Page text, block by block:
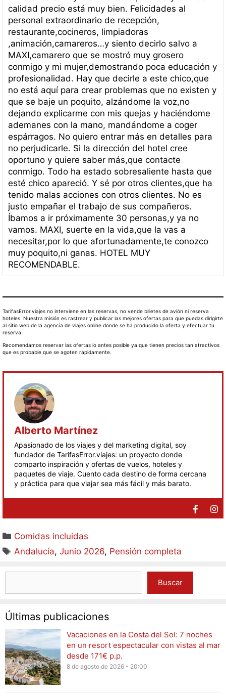
calidad precio está muy bien. Felicidades al
personal extraordinario de recepción,
restaurante,cocineros, limpiadoras
,animación,camareros…y siento decirlo salvo a
MAXI,camarero que se mostró muy grosero
conmigo y mi mujer,demostrando poca educación y
profesionalidad. Hay que decirle a este chico,que
no está aquí para crear problemas que no existen y
que se baje un poquito, alzándome la voz,no
dejando explicarme con mis quejas y haciéndome
ademanes con la mano, mandándome a coger
espárragos. No quiero entrar más en detalles para
no perjudicarle. Si la dirección del hotel cree
oportuno y quiere saber más,que contacte
conmigo. Todo ha estado sobresaliente hasta que
esté chico apareció. Y sé por otros clientes,que ha
tenido malas acciones con otros clientes. No es
justo empañar el trabajo de sus compañeros.
Íbamos a ir próximamente 30 personas,y ya no
vamos. MAXI, suerte en la vida,que la vas a
necesitar,por lo que afortunadamente,te conozco
muy poquito,ni ganas. HOTEL MUY
RECOMENDABLE.
TarifasError.viajes no interviene en las reservas, no vende billetes de avión ni reserva
hoteles. Nuestra misión es rastrear y publicar las mejores ofertas para que puedas dirigirte
al sitio web de la agencia de viajes online donde se ha producido la oferta y efectuar tu
reserva.
Recomendamos reservar las ofertas lo antes posible ya que tienen precios tan atractivos
que es probable que se agoten rápidamente.
Alberto Martínez
Apasionado de los viajes y del marketing digital, soy
fundador de TarifasError.viajes: un proyecto donde
comparto inspiración y ofertas de vuelos, hoteles y
paquetes de viaje. Cuento cada destino de forma cercana
y práctica para que viajar sea más fácil y más barato.
Comidas incluidas
Andalucía,Junio 2026, Pensión completa
Buscar
Últimas publicaciones
Vacaciones en la Costa del Sol: 7 noches
en un resort espectacular con vistas al mar
desde 171€ p.p.
8 de agosto de 2026 - 20:00